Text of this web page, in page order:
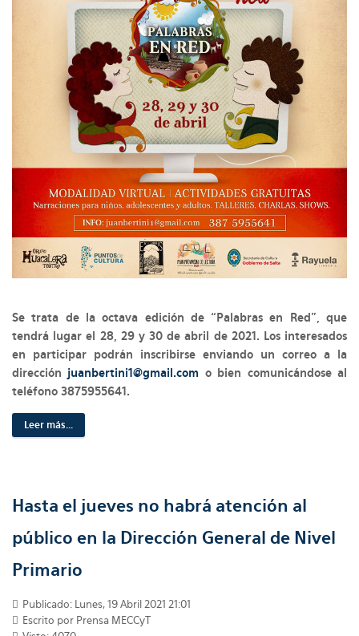
Se trata de la octava edición de “Palabras en Red”, que
tendrá lugar el 28, 29 y 30 de abril de 2021. Los interesados
en participar podrán inscribirse enviando un correo a la
dirección juanbertini1@gmail.com o bien comunicándose al
teléfono 3875955641.
Leer más...
Hasta el jueves no habrá atención al
público en la Dirección General de Nivel
Primario
Publicado: Lunes, 19 Abril 2021 21:01
Escrito por Prensa MECCyT